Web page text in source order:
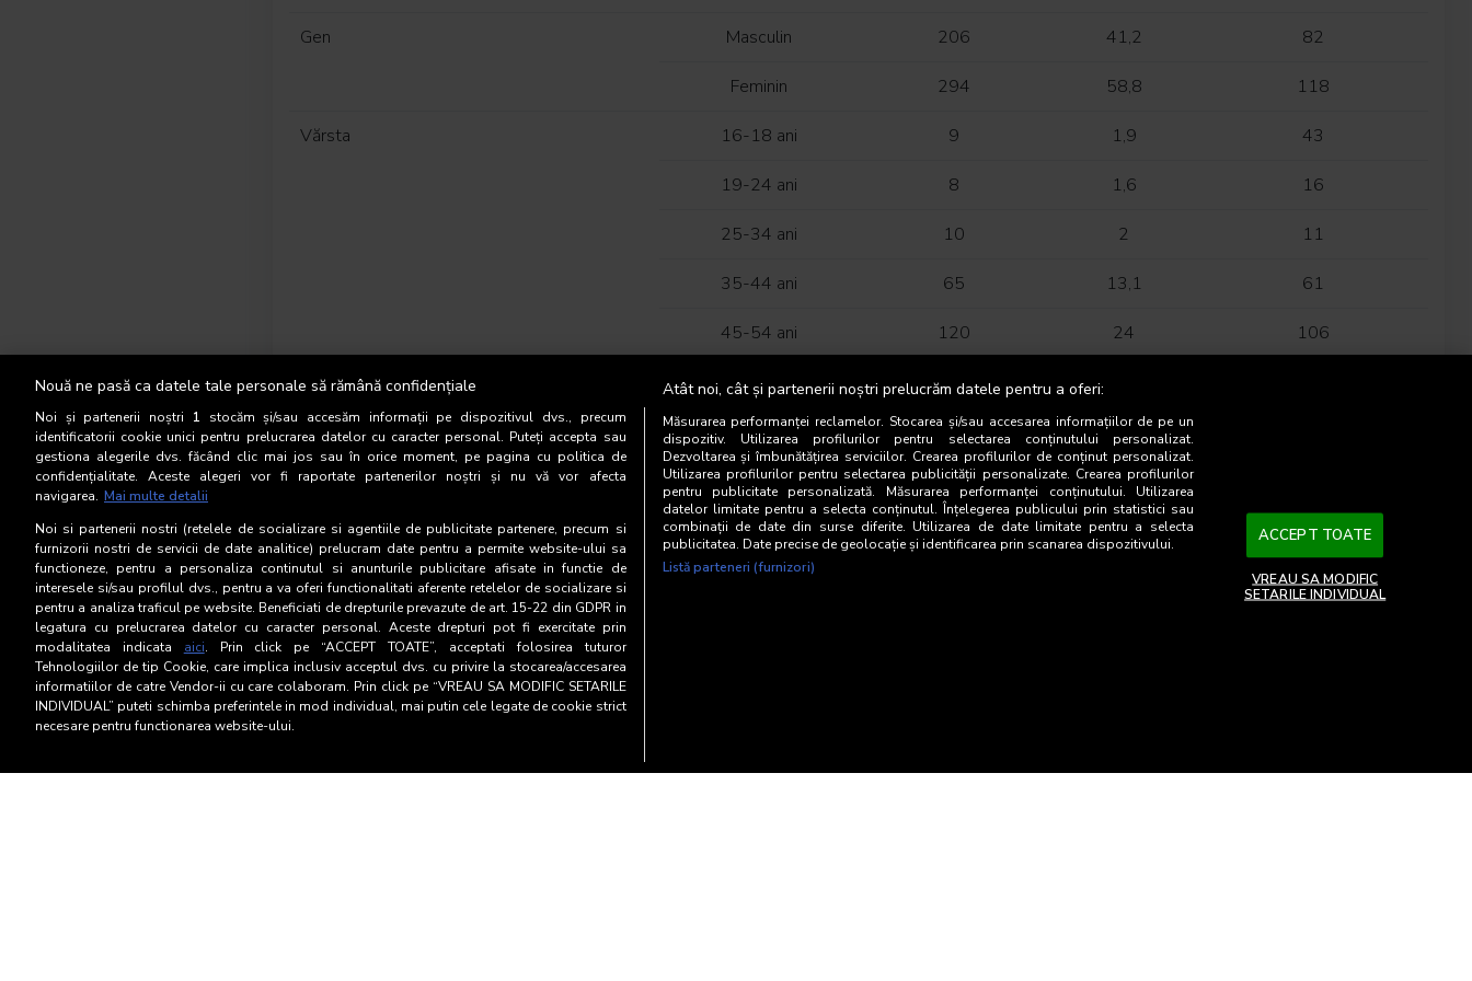
Gen Masculin 206 41,2 82
Feminin 294 58,8 118
Vărsta 16-18 ani 9 1,9 43
19-24 ani 8 1,6 16
25-34 ani 10 2 11
35-44 ani 65 13,1 61
45-54 ani 120 24 106
55-64 ani 145
65-74 ani 142 28,4
Categorie socială ESOMAR Categoria AB 236 47,3
Categoria C 172 34,4 108
Categoria DE 45
Nouă ne pasă ca datele tale personale să rămână confidențiale
Noi și partenerii noștri 1 stocăm și/sau accesăm informații pe dispozitivul dvs., precum
identificatorii cookie unici pentru prelucrarea datelor cu caracter personal. Puteți accepta sau
gestiona alegerile dvs. făcând clic mai jos sau în orice moment, pe pagina cu politica de
confidențialitate. Aceste alegeri vor fi raportate partenerilor noștri și nu vă vor afecta
navigarea. Mai multe detalii
Noi si partenerii nostri (retelele de socializare si agentiile de publicitate partenere, precum si
furnizorii nostri de servicii de date analitice) prelucram date pentru a permite website-ului sa
functioneze, pentru a personaliza continutul si anunturile publicitare afisate in functie de
interesele si/sau profilul dvs., pentru a va oferi functionalitati aferente retelelor de socializare si
pentru a analiza traficul pe website. Beneficiati de drepturile prevazute de art. 15-22 din GDPR in
legatura cu prelucrarea datelor cu caracter personal. Aceste drepturi pot fi exercitate prin
modalitatea indicata aici. Prin click pe “ACCEPT TOATE”, acceptati folosirea tuturor
Tehnologiilor de tip Cookie, care implica inclusiv acceptul dvs. cu privire la stocarea/accesarea
informatiilor de catre Vendor-ii cu care colaboram. Prin click pe “VREAU SA MODIFIC SETARILE
INDIVIDUAL” puteti schimba preferintele in mod individual, mai putin cele legate de cookie strict
necesare pentru functionarea website-ului.
Atât noi, cât și partenerii noștri prelucrăm datele pentru a oferi:
Măsurarea performanței reclamelor. Stocarea și/sau accesarea informațiilor de pe un
dispozitiv. Utilizarea profilurilor pentru selectarea conținutului personalizat.
Dezvoltarea și îmbunătățirea serviciilor. Crearea profilurilor de conținut personalizat.
Utilizarea profilurilor pentru selectarea publicității personalizate. Crearea profilurilor
pentru publicitate personalizată. Măsurarea performanței conținutului. Utilizarea
datelor limitate pentru a selecta conținutul. Înțelegerea publicului prin statistici sau
combinații de date din surse diferite. Utilizarea de date limitate pentru a selecta
publicitatea. Date precise de geolocație și identificarea prin scanarea dispozitivului.
Listă parteneri (furnizori)
ACCEPT TOATE
VREAU SA MODIFIC
SETARILE INDIVIDUAL